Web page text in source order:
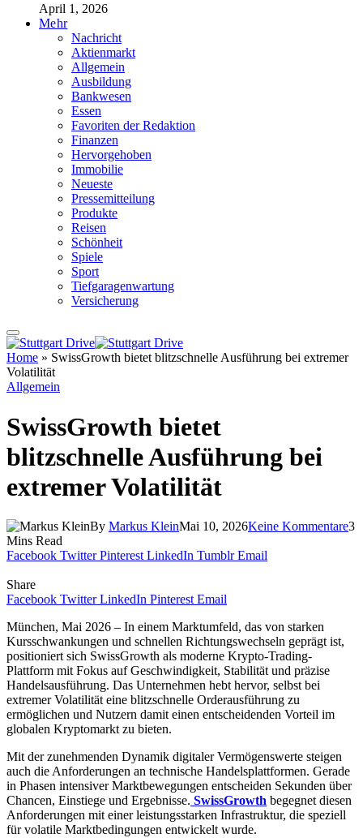
April 1, 2026
Mehr
Nachricht
Aktienmarkt
Allgemein
Ausbildung
Bankwesen
Essen
Favoriten der Redaktion
Finanzen
Hervorgehoben
Immobilie
Neueste
Pressemitteilung
Produkte
Reisen
Schönheit
Spiele
Sport
Tiefgaragenwartung
Versicherung
Home » SwissGrowth bietet blitzschnelle Ausführung bei extremer
Volatilität
Allgemein
SwissGrowth bietet
blitzschnelle Ausführung bei
extremer Volatilität
By Markus KleinMai 10, 2026Keine Kommentare3
Mins Read
Facebook Twitter Pinterest LinkedIn Tumblr Email
Share
Facebook Twitter LinkedIn Pinterest Email
München, Mai 2026 – In einem Marktumfeld, das von starken
Kursschwankungen und schnellen Richtungswechseln geprägt ist,
positioniert sich SwissGrowth als moderne Krypto-Trading-
Plattform mit Fokus auf Geschwindigkeit, Stabilität und präzise
Handelsausführung. Das Unternehmen hebt hervor, selbst bei
extremer Volatilität eine blitzschnelle Orderausführung zu
ermöglichen und Nutzern damit einen entscheidenden Vorteil im
globalen Kryptomarkt zu bieten.
Mit der zunehmenden Dynamik digitaler Vermögenswerte steigen
auch die Anforderungen an technische Handelsplattformen. Gerade
in Phasen intensiver Marktbewegungen entscheiden Sekunden über
Chancen, Einstiege und Ergebnisse. SwissGrowth begegnet diesen
Anforderungen mit einer leistungsstarken Infrastruktur, die speziell
für volatile Marktbedingungen entwickelt wurde.